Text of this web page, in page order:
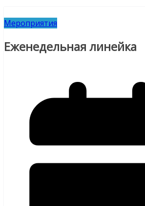
Мероприятия
Еженедельная линейка